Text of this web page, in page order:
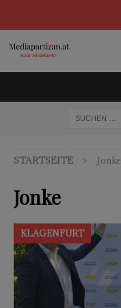
STARTSEITE Jonke
Jonke
KLAGENFURT